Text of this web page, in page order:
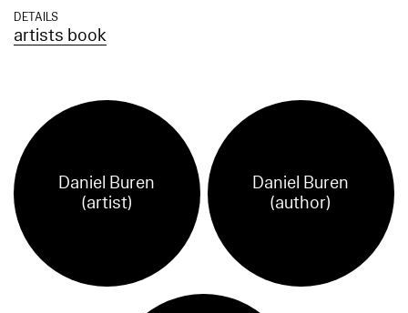
DETAILS
artists book
Daniel Buren
(artist)
Daniel Buren
(author)